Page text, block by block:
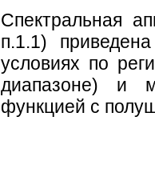
Спектральная
п.1.1)
условиях по
диапазоне) и
функцией с